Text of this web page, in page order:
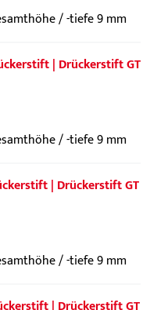
/ -tiefe 9 mm
| Drückerstift GT
/ -tiefe 9 mm
| Drückerstift GT
/ -tiefe 9 mm